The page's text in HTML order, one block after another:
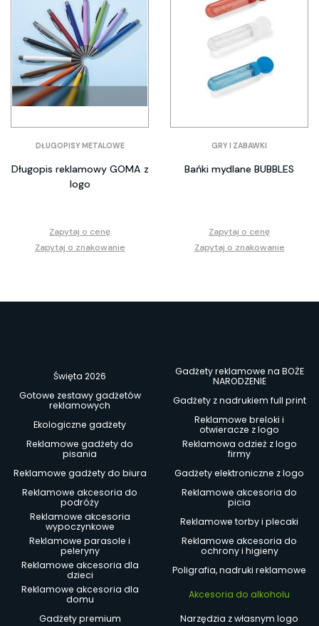
DŁUGOPISY METALOWE
Długopis reklamowy GOMA z
logo
Zapytaj o cenę
Zapytaj o znakowanie
GRY I ZABAWKI
Bańki mydlane BUBBLES
Zapytaj o cenę
Zapytaj o znakowanie
Święta 2026
Gadżety reklamowe na BOŻE
NARODZENIE
Gotowe zestawy gadżetów
reklamowych
Gadżety z nadrukiem full print
Ekologiczne gadżety
Reklamowe breloki i
otwieracze z logo
Reklamowe gadżety do
pisania
Reklamowa odzież z logo
firmy
Reklamowe gadżety do biura
Gadżety elektroniczne z logo
Reklamowe akcesoria do
podróży
Reklamowe akcesoria do
picia
Reklamowe akcesoria
wypoczynkowe
Reklamowe torby i plecaki
Reklamowe parasole i
peleryny
Reklamowe akcesoria do
ochrony i higieny
Reklamowe akcesoria dla
dzieci
Poligrafia, nadruki reklamowe
Reklamowe akcesoria dla
domu
Akcesoria do alkoholu
Gadżety premium
Narzędzia z własnym logo